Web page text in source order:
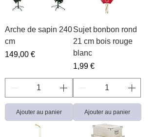
Arche de sapin 240
cm
Prix
149,00 €
Ajouter au panier
Sujet bonbon rond
21 cm bois rouge
blanc
Prix
1,99 €
Ajouter au panier